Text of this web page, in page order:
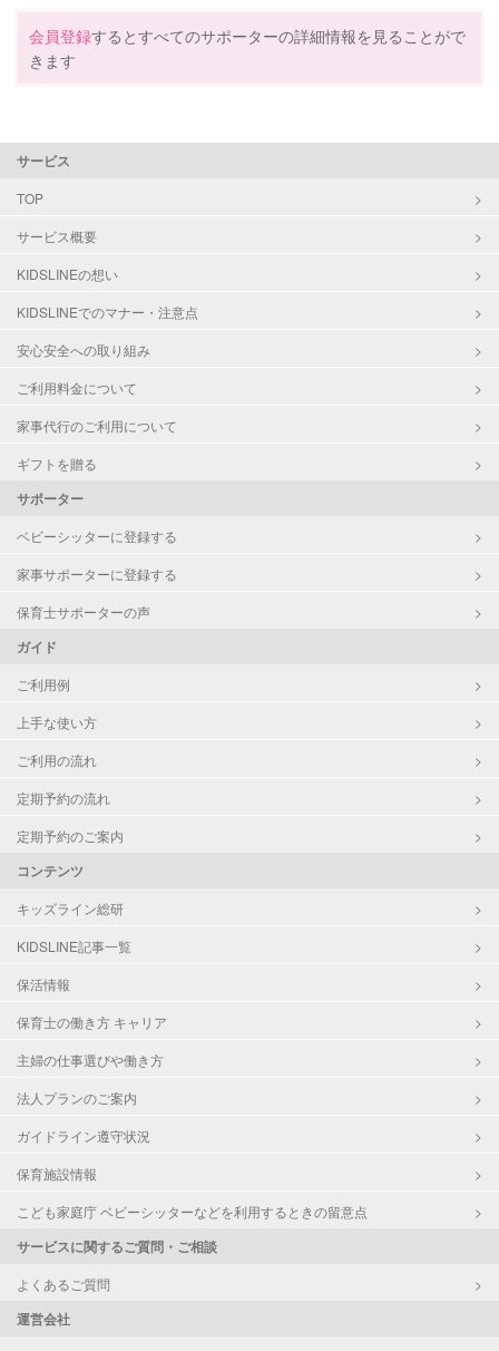
会員登録するとすべてのサポーターの詳細情報を見ることがで
きます
サービス
TOP
サービス概要
KIDSLINEの想い
KIDSLINEでのマナー・注意点
安心安全への取り組み
ご利用料金について
家事代行のご利用について
ギフトを贈る
サポーター
ベビーシッターに登録する
家事サポーターに登録する
保育士サポーターの声
ガイド
ご利用例
上手な使い方
ご利用の流れ
定期予約の流れ
定期予約のご案内
コンテンツ
キッズライン総研
KIDSLINE記事一覧
保活情報
保育士の働き方 キャリア
主婦の仕事選びや働き方
法人プランのご案内
ガイドライン遵守状況
保育施設情報
こども家庭庁 ベビーシッターなどを利用するときの留意点
サービスに関するご質問・ご相談
よくあるご質問
運営会社